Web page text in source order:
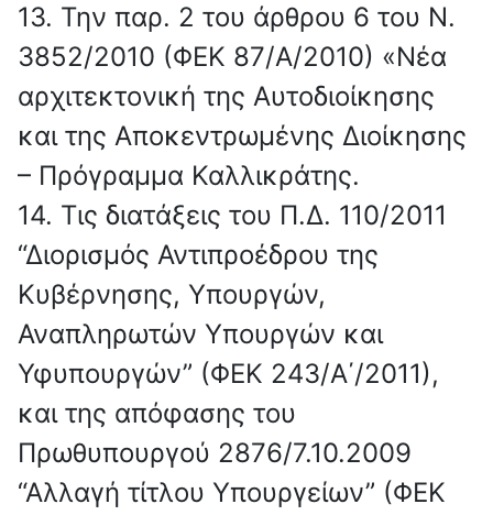
13. Την παρ. 2 του άρθρου 6 του Ν.
3852/2010 (ΦΕΚ 87/Α/2010) «Νέα
αρχιτεκτονική της Αυτοδιοίκησης
και της Αποκεντρωμένης Διοίκησης
– Πρόγραμμα Καλλικράτης.
14. Tις διατάξεις του Π.Δ. 110/2011
“Διορισμός Αντιπροέδρου της
Κυβέρνησης, Υπουργών,
Αναπληρωτών Υπουργών και
Υφυπουργών” (ΦΕΚ 243/Α΄/2011),
και της απόφασης του
Πρωθυπουργού 2876/7.10.2009
“Αλλαγή τίτλου Υπουργείων” (ΦΕΚ